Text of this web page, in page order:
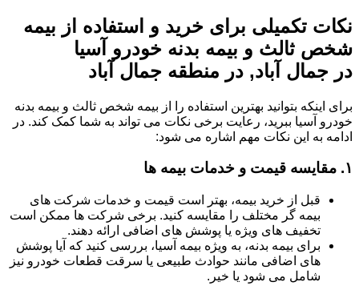
نکات تکمیلی برای خرید و استفاده از بیمه
شخص ثالث و بیمه بدنه خودرو آسیا
در جمال آباد, در منطقه جمال آباد
برای اینکه بتوانید بهترین استفاده را از بیمه شخص ثالث و بیمه بدنه
خودرو آسیا ببرید، رعایت برخی نکات می تواند به شما کمک کند. در
ادامه به این نکات مهم اشاره می شود:
۱. مقایسه قیمت و خدمات بیمه ها
قبل از خرید بیمه، بهتر است قیمت و خدمات شرکت های
بیمه گر مختلف را مقایسه کنید. برخی شرکت ها ممکن است
تخفیف های ویژه یا پوشش های اضافی ارائه دهند.
برای بیمه بدنه، به ویژه بیمه آسیا، بررسی کنید که آیا پوشش
های اضافی مانند حوادث طبیعی یا سرقت قطعات خودرو نیز
شامل می شود یا خیر.